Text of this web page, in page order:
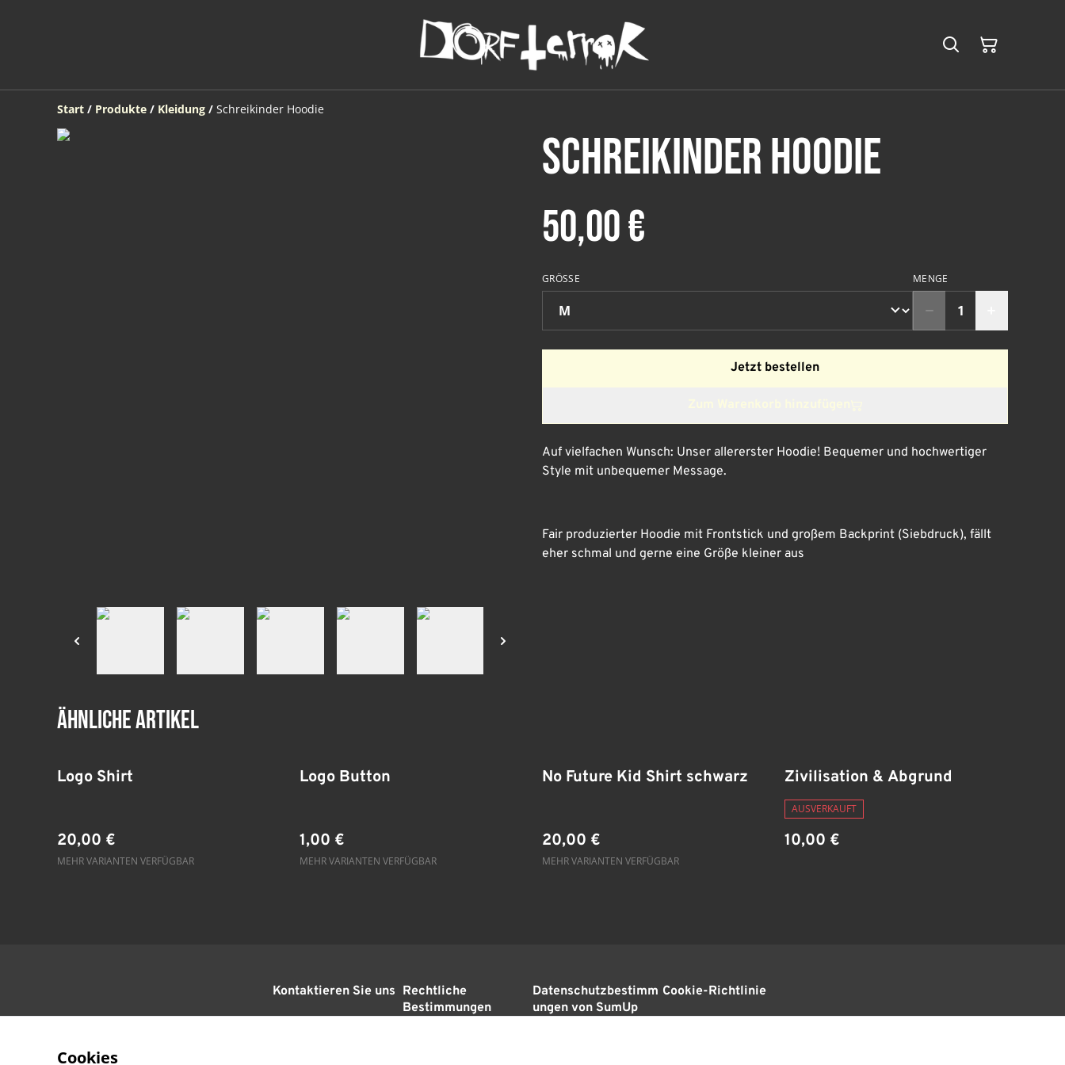
Start / Produkte / Kleidung / Schreikinder Hoodie
Schreikinder Hoodie
50,00 €
GRÖSSE MENGE
Jetzt bestellen
Auf vielfachen Wunsch: Unser allererster Hoodie! Bequemer und hochwertiger
Style mit unbequemer Message.
Fair produzierter Hoodie mit Frontstick und großem Backprint (Siebdruck), fällt
eher schmal und gerne eine Größe kleiner aus
Ähnliche Artikel
Logo Shirt
20,00 €
MEHR VARIANTEN VERFÜGBAR
Logo Button
1,00 €
MEHR VARIANTEN VERFÜGBAR
No Future Kid Shirt schwarz
20,00 €
MEHR VARIANTEN VERFÜGBAR
Zivilisation & Abgrund
AUSVERKAUFT
10,00 €
Kontaktieren Sie uns Rechtliche
Bestimmungen
Datenschutzbestimm
ungen von SumUp
Cookie-Richtlinie
Cookies